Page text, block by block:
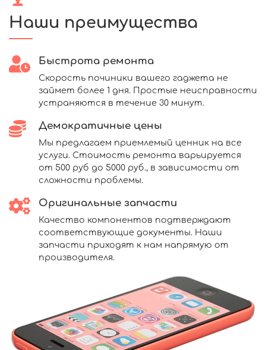
Наши преимущества
Быстрота ремонта
Скорость починики вашего гаджета не
займет более 1 дня. Простые неисправности
устраняются в течение 30 минут.
Демократичные цены
Мы предлагаем приемлемый ценник на все
услуги. Стоимость ремонта варьируется
от 500 руб до 5000 руб., в зависимости от
сложности проблемы.
Оригинальные запчасти
Качество компонентов подтверждают
соответствующие документы. Наши
запчасти приходят к нам напрямую от
производителя.